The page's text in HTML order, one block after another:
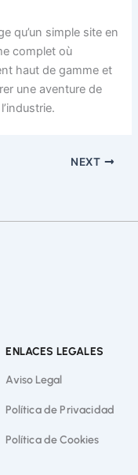
qu’un simple site en
complet où
haut de gamme et
une aventure de
NEXT
ENLACES LEGALES
Aviso Legal
Política de Privacidad
Política de Cookies